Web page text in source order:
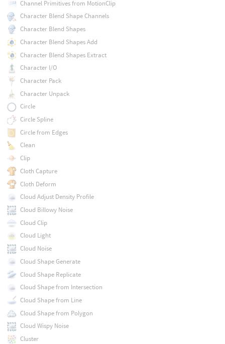
Channel Primitives from MotionClip
Character Blend Shape Channels
Character Blend Shapes
Character Blend Shapes Add
Character Blend Shapes Extract
Character I/O
Character Pack
Character Unpack
Circle
Circle Spline
Circle from Edges
Clean
Clip
Cloth Capture
Cloth Deform
Cloud Adjust Density Profile
Cloud Billowy Noise
Cloud Clip
Cloud Light
Cloud Noise
Cloud Shape Generate
Cloud Shape Replicate
Cloud Shape from Intersection
Cloud Shape from Line
Cloud Shape from Polygon
Cloud Wispy Noise
Cluster